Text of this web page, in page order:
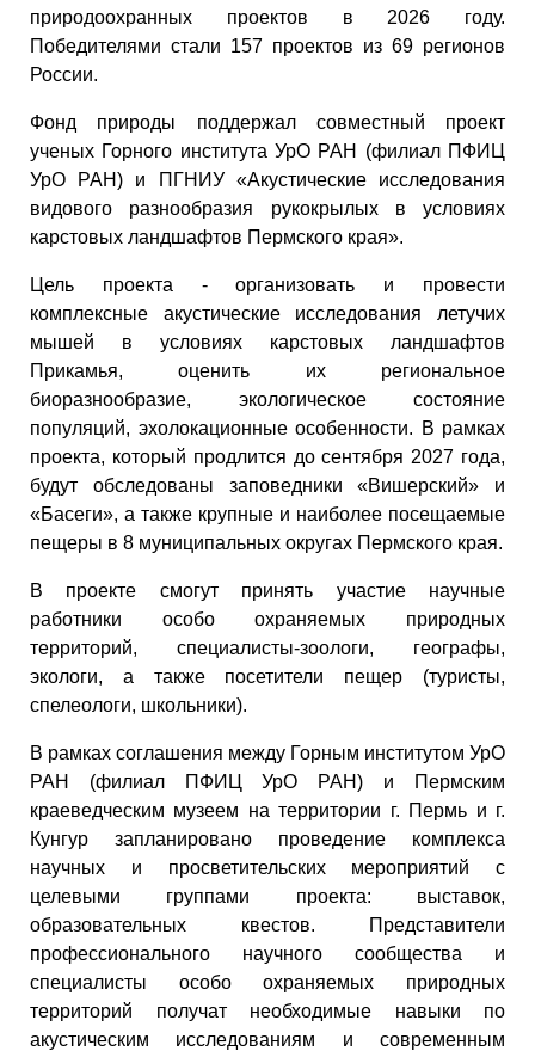
природоохранных проектов в 2026 году.
Победителями стали 157 проектов из 69 регионов
России.
Фонд природы поддержал совместный проект
ученых Горного института УрО РАН (филиал ПФИЦ
УрО РАН) и ПГНИУ «Акустические исследования
видового разнообразия рукокрылых в условиях
карстовых ландшафтов Пермского края».
Цель проекта - организовать и провести
комплексные акустические исследования летучих
мышей в условиях карстовых ландшафтов
Прикамья, оценить их региональное
биоразнообразие, экологическое состояние
популяций, эхолокационные особенности. В рамках
проекта, который продлится до сентября 2027 года,
будут обследованы заповедники «Вишерский» и
«Басеги», а также крупные и наиболее посещаемые
пещеры в 8 муниципальных округах Пермского края.
В проекте смогут принять участие научные
работники особо охраняемых природных
территорий, специалисты-зоологи, географы,
экологи, а также посетители пещер (туристы,
спелеологи, школьники).
В рамках соглашения между Горным институтом УрО
РАН (филиал ПФИЦ УрО РАН) и Пермским
краеведческим музеем на территории г. Пермь и г.
Кунгур запланировано проведение комплекса
научных и просветительских мероприятий с
целевыми группами проекта: выставок,
образовательных квестов. Представители
профессионального научного сообщества и
специалисты особо охраняемых природных
территорий получат необходимые навыки по
акустическим исследованиям и современным